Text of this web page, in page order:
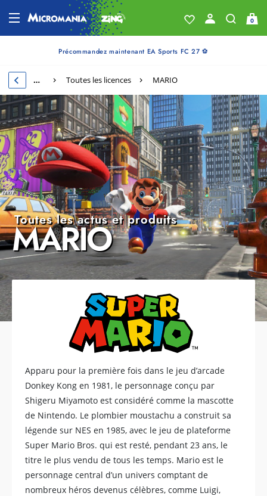
0
Précommandez maintenant EA Sports FC 27 ⚽
… Toutes les licences MARIO
Toutes les actus et produits
MARIO
Apparu pour la première fois dans le jeu d’arcade
Donkey Kong en 1981, le personnage conçu par
Shigeru Miyamoto est considéré comme la mascotte
de Nintendo. Le plombier moustachu a construit sa
légende sur NES en 1985, avec le jeu de plateforme
Super Mario Bros. qui est resté, pendant 23 ans, le
titre le plus vendu de tous les temps. Mario est le
personnage central d’un univers comptant de
nombreux héros devenus célèbres, comme Luigi,